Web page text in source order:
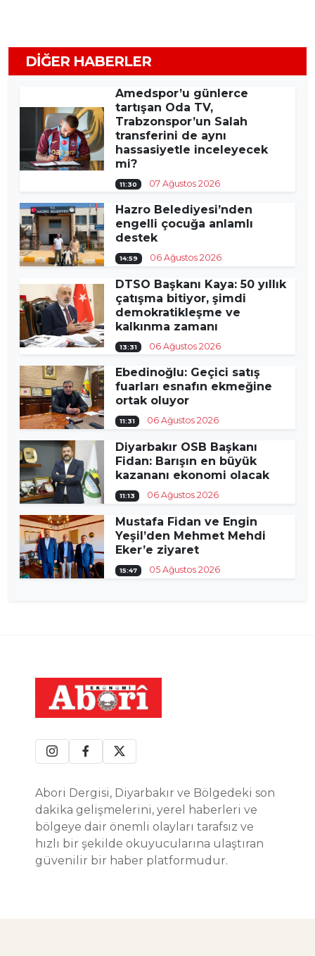
DIĞER HABERLER
Amedspor’u günlerce
tartışan Oda TV,
Trabzonspor’un Salah
transferini de aynı
hassasiyetle inceleyecek
mi?
11:30 07 Ağustos 2026
Hazro Belediyesi’nden
engelli çocuğa anlamlı
destek
14:59 06 Ağustos 2026
DTSO Başkanı Kaya: 50 yıllık
çatışma bitiyor, şimdi
demokratikleşme ve
kalkınma zamanı
13:31 06 Ağustos 2026
Ebedinoğlu: Geçici satış
fuarları esnafın ekmeğine
ortak oluyor
11:31 06 Ağustos 2026
Diyarbakır OSB Başkanı
Fidan: Barışın en büyük
kazananı ekonomi olacak
11:13 06 Ağustos 2026
Mustafa Fidan ve Engin
Yeşil’den Mehmet Mehdi
Eker’e ziyaret
15:47 05 Ağustos 2026
Abori Dergisi, Diyarbakır ve Bölgedeki son
dakika gelişmelerini, yerel haberleri ve
bölgeye dair önemli olayları tarafsız ve
hızlı bir şekilde okuyucularına ulaştıran
güvenilir bir haber platformudur.